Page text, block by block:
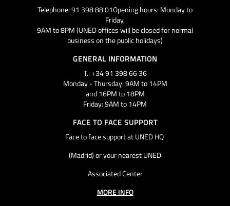
Telephone: 91 398 88 01Opening hours: Monday to
Friday,
9AM to 8PM (UNED offices will be closed for normal
business on the public holidays)
GENERAL INFORMATION
T.: +34 91 398 66 36
Monday - Thursday: 9AM to 14PM
and 16PM to 18PM
Friday: 9AM to 14PM
FACE TO FACE SUPPORT
Face to face support at UNED HQ
(Madrid) or your nearest UNED
Associated Center
MORE INFO